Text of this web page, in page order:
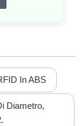
In ABS
Diametro,